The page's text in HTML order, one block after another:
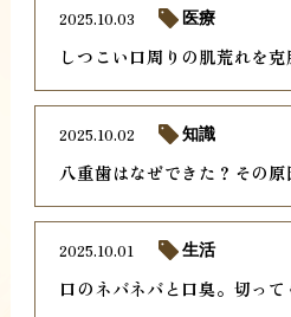
しつこい口周りの肌荒れを
2025.10.03 医療
八重歯はなぜできた？その原
2025.10.02 知識
口のネバネバと口臭。切っ
2025.10.01 生活